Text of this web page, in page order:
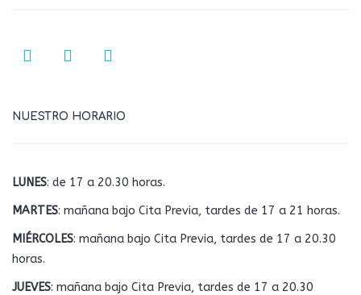
NUESTRO HORARIO
LUNES: de 17 a 20.30 horas.
MARTES: mañana bajo Cita Previa, tardes de 17 a 21 horas.
MIÉRCOLES: mañana bajo Cita Previa, tardes de 17 a 20.30
horas.
JUEVES: mañana bajo Cita Previa, tardes de 17 a 20.30